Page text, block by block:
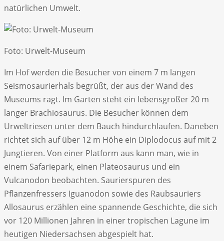
natürlichen Umwelt.
Foto: Urwelt-Museum
Im Hof werden die Besucher von einem 7 m langen
Seismosaurierhals begrüßt, der aus der Wand des
Museums ragt. Im Garten steht ein lebensgroßer 20 m
langer Brachiosaurus. Die Besucher können dem
Urweltriesen unter dem Bauch hindurchlaufen. Daneben
richtet sich auf über 12 m Höhe ein Diplodocus auf mit 2
Jungtieren. Von einer Platform aus kann man, wie in
einem Safariepark, einen Plateosaurus und ein
Vulcanodon beobachten. Saurierspuren des
Pflanzenfressers Iguanodon sowie des Raubsauriers
Allosaurus erzählen eine spannende Geschichte, die sich
vor 120 Millionen Jahren in einer tropischen Lagune im
heutigen Niedersachsen abgespielt hat.